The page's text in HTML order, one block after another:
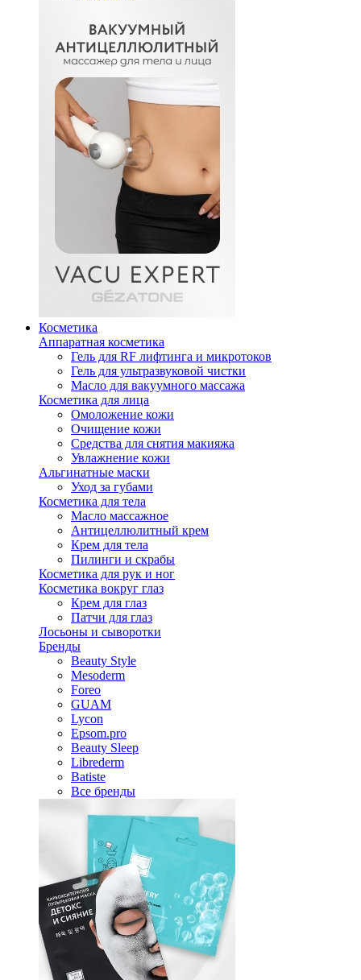
Косметика
Аппаратная косметика
Гель для RF лифтинга и микротоков
Гель для ультразвуковой чистки
Масло для вакуумного массажа
Косметика для лица
Омоложение кожи
Очищение кожи
Средства для снятия макияжа
Увлажнение кожи
Альгинатные маски
Уход за губами
Косметика для тела
Масло массажное
Антицеллюлитный крем
Крем для тела
Пилинги и скрабы
Косметика для рук и ног
Косметика вокруг глаз
Крем для глаз
Патчи для глаз
Лосьоны и сыворотки
Бренды
Beauty Style
Mesoderm
Foreo
GUAM
Lycon
Epsom.pro
Beauty Sleep
Librederm
Batiste
Все бренды